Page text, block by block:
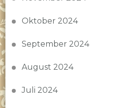
Oktober 2024
September 2024
August 2024
Juli 2024